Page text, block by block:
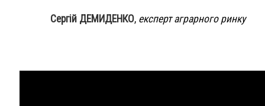
Сергій ДЕМИДЕНКО, експерт аграрного ринку